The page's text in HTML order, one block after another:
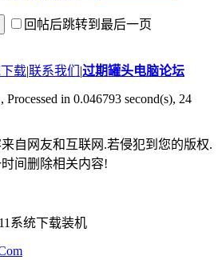
回帖后跳转到最后一页
载|联系我们 |过期罐头电脑论坛
, Processed in 0.046793 second(s), 24
自网友和互联网.若侵犯到您的版权.
间删除相关内容!
系统下载装机